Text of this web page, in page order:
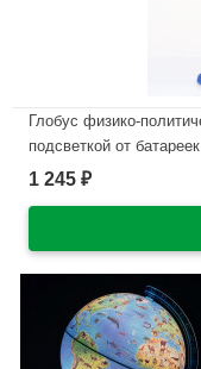
Глобус физико-
подсветкой от
В наличии
1 245 ₽